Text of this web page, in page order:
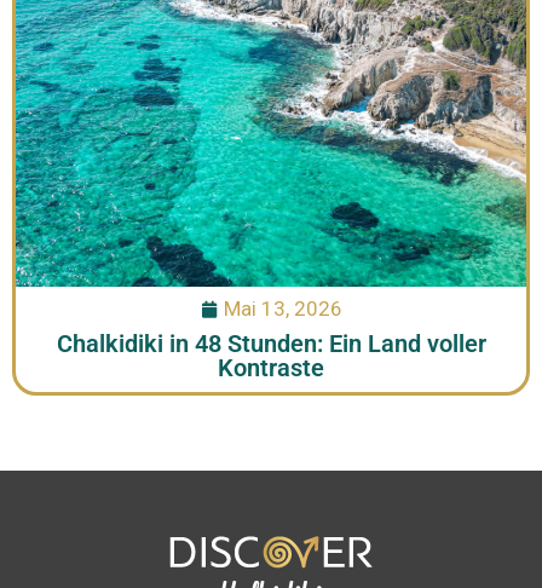
Mai 13, 2026
Chalkidiki in 48 Stunden: Ein Land voller
Kontraste